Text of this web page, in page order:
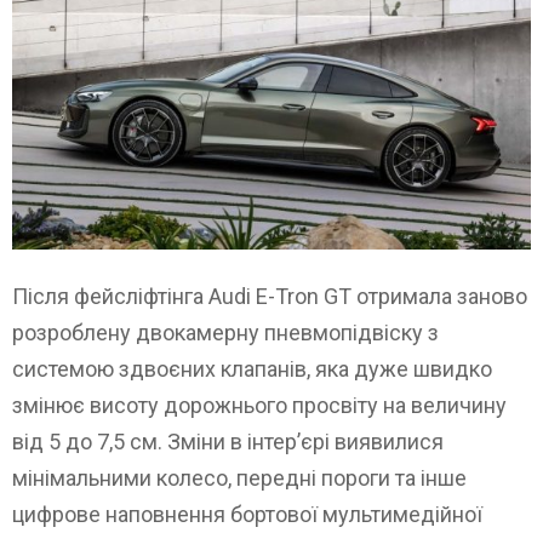
Після фейсліфтінга Audi E-Tron GT отримала заново
розроблену двокамерну пневмопідвіску з
системою здвоєних клапанів, яка дуже швидко
змінює висоту дорожнього просвіту на величину
від 5 до 7,5 см. Зміни в інтер’єрі виявилися
мінімальними колесо, передні пороги та інше
цифрове наповнення бортової мультимедійної